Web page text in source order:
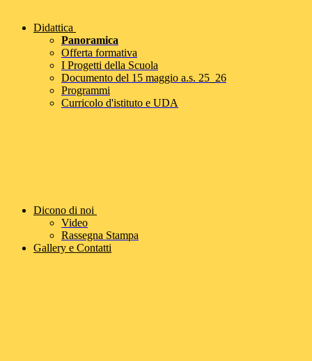
Didattica
Panoramica
Offerta formativa
I Progetti della Scuola
Documento del 15 maggio a.s. 25_26
Programmi
Curricolo d'istituto e UDA
Dicono di noi
Video
Rassegna Stampa
Gallery e Contatti